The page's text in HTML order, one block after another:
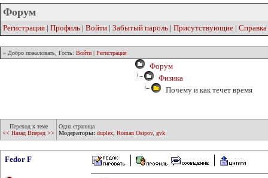
Форум
Регистрация | Профиль | Войти | Забытый пароль | Присутствующие | Справка
» Добро пожаловать, Гость: Войти | Регистрация
Форум
Физика
Почему и как течет время
Переход к теме
<< Назад Вперед >>
Одна страница
Модераторы: duplex Roman Osipov, gvk
Fedor F